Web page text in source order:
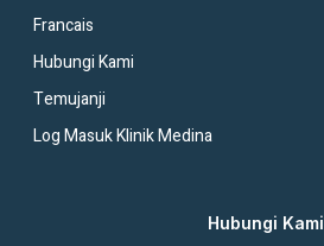
Francais
Hubungi Kami
Temujanji
Log Masuk Klinik Medina
Hubungi Kami